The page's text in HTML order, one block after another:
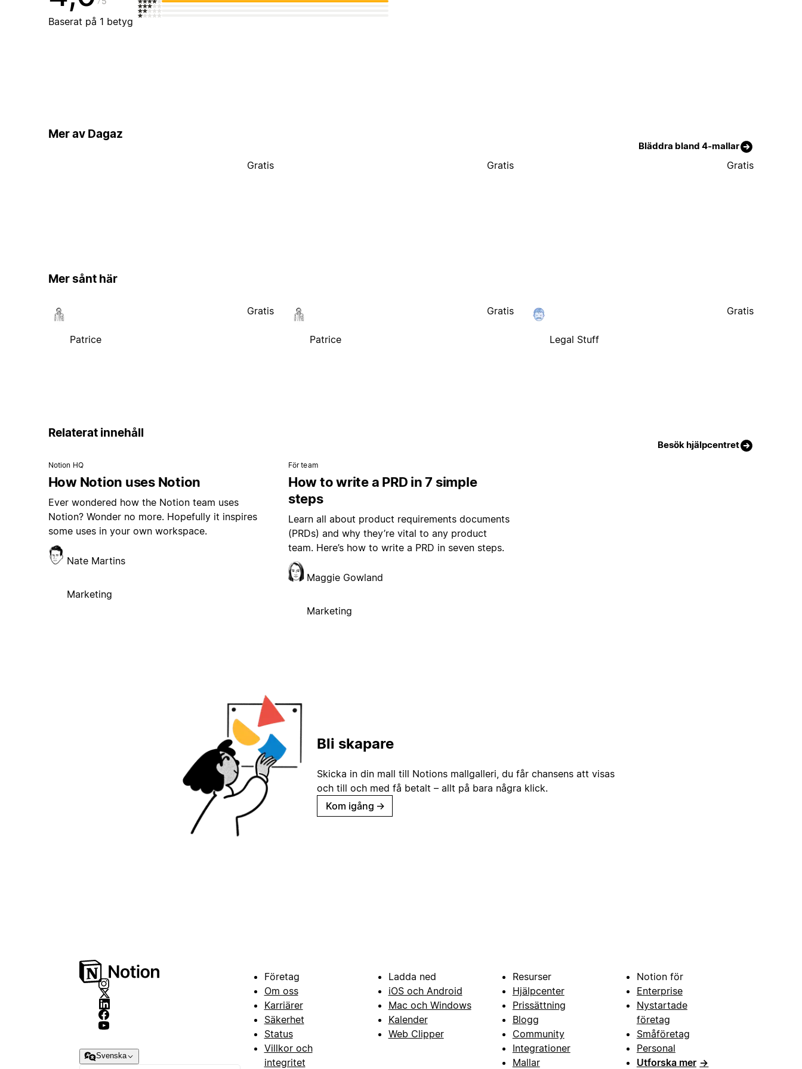
Baserat på 1 betyg
Mer av Dagaz
Bläddra bland 4-mallar
Gratis Gratis Gratis
Mer sånt här
Patrice
Gratis
Patrice
Gratis
Legal Stuff
Gratis
Relaterat innehåll
Besök hjälpcentret
Notion HQ
How Notion uses Notion
Ever wondered how the Notion team uses
Notion? Wonder no more. Hopefully it inspires
some uses in your own workspace.
Nate Martins
Marketing
För team
How to write a PRD in 7 simple
steps
Learn all about product requirements documents
(PRDs) and why they’re vital to any product
team. Here’s how to write a PRD in seven steps.
Maggie Gowland
Marketing
Bli skapare
Skicka in din mall till Notions mallgalleri, du får chansens att visas
och till och med få betalt – allt på bara några klick.
Kom igång →
Svenska
Företag
Om oss
Karriärer
Säkerhet
Status
Villkor och
integritet
Ladda ned
iOS och Android
Mac och Windows
Kalender
Web Clipper
Resurser
Hjälpcenter
Prissättning
Blogg
Community
Integrationer
Mallar
Notion för
Enterprise
Nystartade
företag
Småföretag
Personal
Utforska mer →